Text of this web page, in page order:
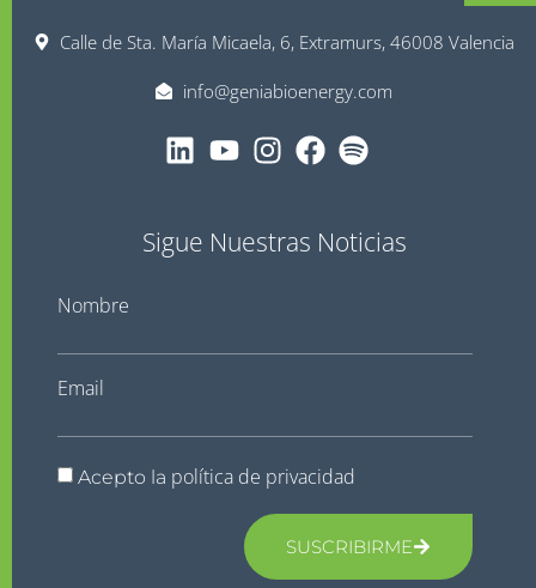
Calle de Sta. María Micaela, 6, Extramurs, 46008 Valencia
info@geniabioenergy.com
Sigue Nuestras Noticias
Nombre
Email
Acepto la política de privacidad
SUSCRIBIRME